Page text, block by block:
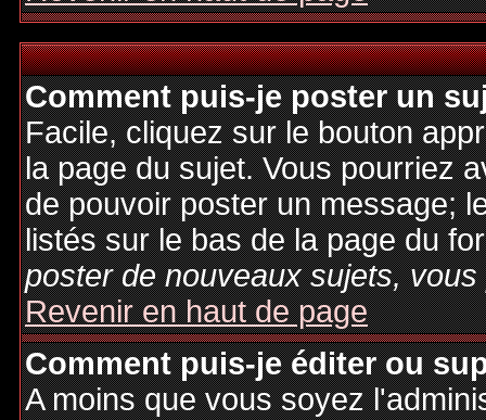
Comment puis-je poster un
Facile, cliquez sur le bouton
la page du sujet. Vous pourriez
de pouvoir poster un message;
listés sur le bas de la page du
poster de nouveaux sujets,
Revenir en haut de page
Comment puis-je éditer ou
A moins que vous soyez